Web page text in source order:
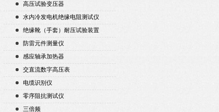
高压试验变压器
水内冷发电机绝缘电阻测试仪
绝缘靴（手套）耐压试验装置
防雷元件测量仪
感应轴承加热器
交直流数字高压表
电缆识别仪
零序阻抗测试仪
三倍频